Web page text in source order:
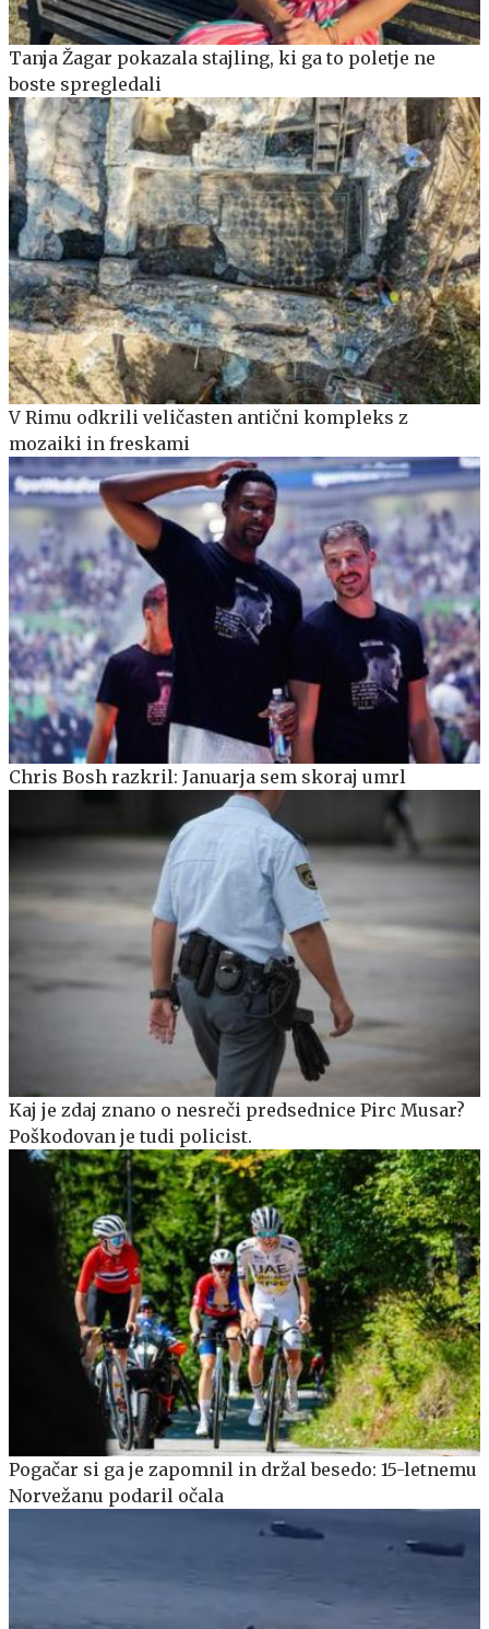
Tanja Žagar pokazala stajling, ki ga to poletje ne
boste spregledali
V Rimu odkrili veličasten antični kompleks z
mozaiki in freskami
Chris Bosh razkril: Januarja sem skoraj umrl
Kaj je zdaj znano o nesreči predsednice Pirc Musar?
Poškodovan je tudi policist.
Pogačar si ga je zapomnil in držal besedo: 15-letnemu
Norvežanu podaril očala